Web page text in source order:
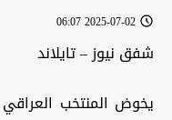
2025-07-02 06:07
شفق نيوز – تايلاند
يخوض المنتخب العراقي